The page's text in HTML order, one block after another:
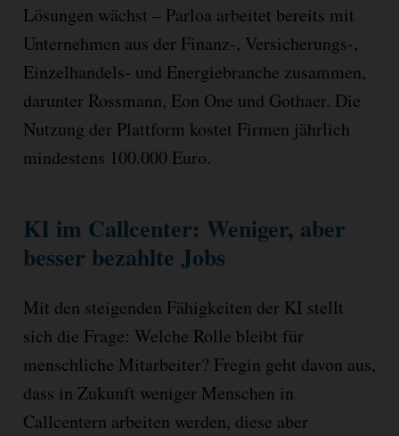
Lösungen wächst – Parloa arbeitet bereits mit
Unternehmen aus der Finanz-, Versicherungs-,
Einzelhandels- und Energiebranche zusammen,
darunter Rossmann, Eon One und Gothaer. Die
Nutzung der Plattform kostet Firmen jährlich
mindestens 100.000 Euro.
KI im Callcenter: Weniger, aber
besser bezahlte Jobs
Mit den steigenden Fähigkeiten der KI stellt
sich die Frage: Welche Rolle bleibt für
menschliche Mitarbeiter? Fregin geht davon aus,
dass in Zukunft weniger Menschen in
Callcentern arbeiten werden, diese aber